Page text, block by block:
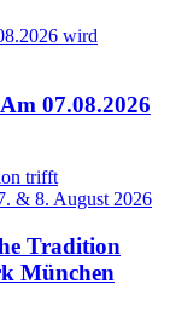
07.08.2026
Tradition
München